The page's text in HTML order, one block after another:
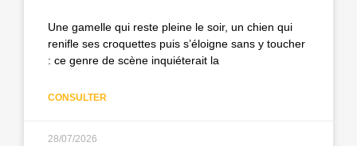
Une gamelle qui reste pleine le soir, un chien qui
renifle ses croquettes puis s’éloigne sans y toucher
: ce genre de scène inquiéterait la
CONSULTER
28/07/2026